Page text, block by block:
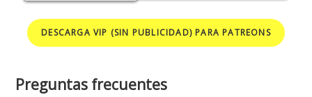
DESCARGA VIP (SIN PUBLICIDAD) PARA PATREONS
Preguntas frecuentes